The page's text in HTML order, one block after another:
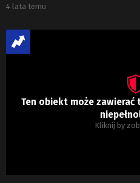
4 lata temu
Ten obiekt może
Kliknij by